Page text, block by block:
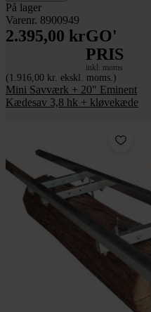
På lager
Varenr. 8900949
2.395,00 krGO'
PRIS
inkl. moms
(1.916,00 kr. ekskl. moms.)
Mini Savværk + 20" Eminent
Kædesav 3,8 hk + kløvekæde